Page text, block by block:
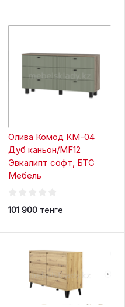
Олива Комод КМ-04
Дуб каньон/MF12
Эвкалипт софт, БТС
Мебель
101 900 тенге